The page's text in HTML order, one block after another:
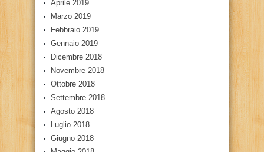
Aprile 2019
Marzo 2019
Febbraio 2019
Gennaio 2019
Dicembre 2018
Novembre 2018
Ottobre 2018
Settembre 2018
Agosto 2018
Luglio 2018
Giugno 2018